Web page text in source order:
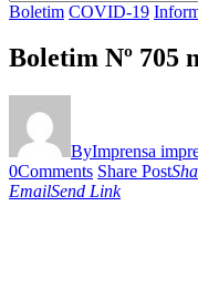
Boletim COVID-19
Boletim Nº 705
ByImprensa
0Comments Share Post
EmailSend Link